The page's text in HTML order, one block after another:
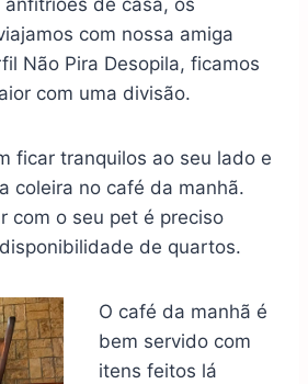
de casa, os
com nossa amiga
Não Pira Desopila, ficamos
com uma divisão.
ficar tranquilos ao seu lado e
coleira no café da manhã.
com o seu pet é preciso
de quartos.
O café da manhã é
bem servido com
itens feitos lá